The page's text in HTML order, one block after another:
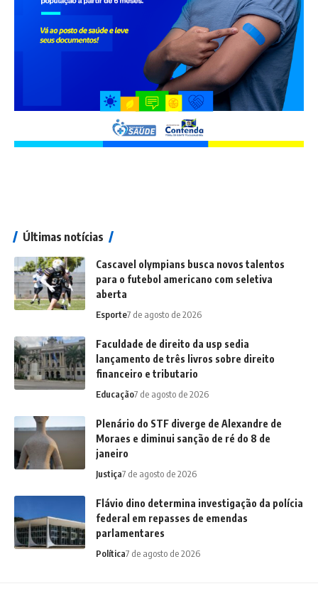
Últimas notícias
Cascavel olympians busca novos talentos
para o futebol americano com seletiva
aberta
Esporte7 de agosto de 2026
Faculdade de direito da usp sedia
lançamento de três livros sobre direito
financeiro e tributario
Educação7 de agosto de 2026
Plenário do STF diverge de Alexandre de
Moraes e diminui sanção de ré do 8 de
janeiro
Justiça7 de agosto de 2026
Flávio dino determina investigação da polícia
federal em repasses de emendas
parlamentares
Política7 de agosto de 2026